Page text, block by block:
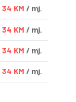
34 KM / mj.
34 KM / mj.
34 KM / mj.
34 KM / mj.